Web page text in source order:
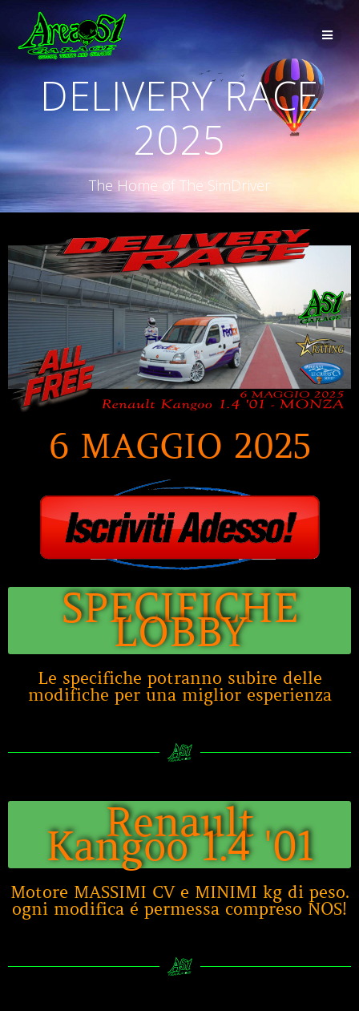
DELIVERY RACE
2025
The Home of The SimDriver
6 MAGGIO 2025
SPECIFICHE
LOBBY
Le specifiche potranno subire delle
modifiche per una miglior esperienza
Renault
Kangoo 1.4 '01
Motore MASSIMI CV e MINIMI kg di peso.
ogni modifica é permessa compreso NOS!